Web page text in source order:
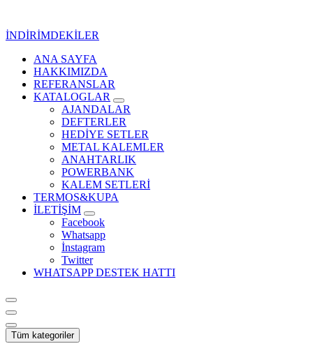
İNDİRİMDEKİLER
Kurumsal Promosyon-Hediyelik
ANA SAYFA
HAKKIMIZDA
REFERANSLAR
KATALOGLAR
AJANDALAR
DEFTERLER
HEDİYE SETLER
METAL KALEMLER
ANAHTARLIK
POWERBANK
KALEM SETLERİ
TERMOS&KUPA
İLETİŞİM
Facebook
Whatsapp
İnstagram
Twitter
WHATSAPP DESTEK HATTI
Tüm kategoriler